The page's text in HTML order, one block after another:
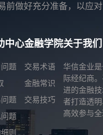
前做好充分准备，以应对
中心
题
题
题
则
金融学院
交易术语
金融常识
交易技巧
关于我们
华信金业
际经纪商
进的金融
者打造透
高效参与